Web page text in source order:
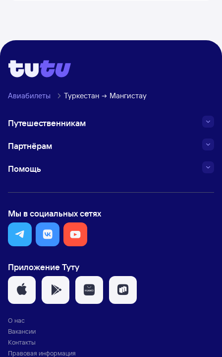
Авиабилеты Туркестан Мангистау
Путешественникам
Партнёрам
Помощь
Мы в социальных сетях
Приложение Туту
О нас
Вакансии
Контакты
Правовая информация